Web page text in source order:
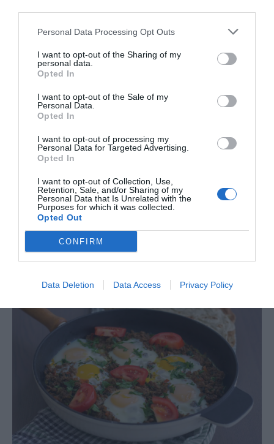
Personal Data Processing Opt Outs
I want to opt-out of the Sharing of my
personal data.
Opted In
I want to opt-out of the Sale of my
Personal Data.
Opted In
I want to opt-out of processing my
Personal Data for Targeted Advertising.
Opted In
I want to opt-out of Collection, Use,
Retention, Sale, and/or Sharing of my
Personal Data that Is Unrelated with the
Purposes for which it was collected.
Opted Out
CONFIRM
Data Deletion Data Access Privacy Policy
Fredag-Irakisk makhlama